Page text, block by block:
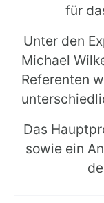
für
Unter den
Michael
Referenten
Das
sowie ein